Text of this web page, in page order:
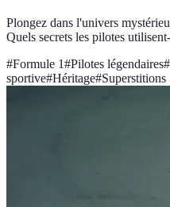
Plongez dans l'univers
Quels secrets les pilotes
#Formule 1#Pilotes légendaires#
sportive#Héritage#Superstitions